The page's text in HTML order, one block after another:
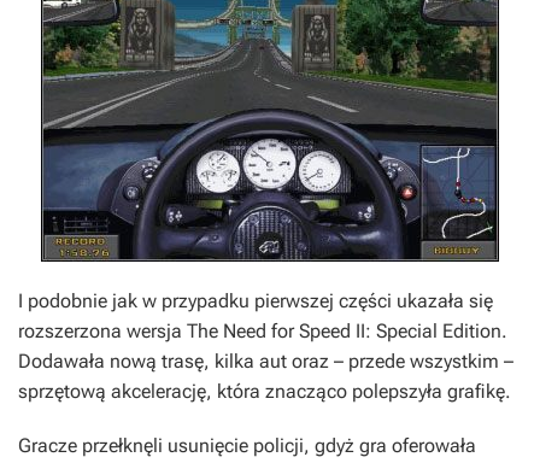
I podobnie jak w przypadku pierwszej części ukazała się
rozszerzona wersja The Need for Speed II: Special Edition.
Dodawała nową trasę, kilka aut oraz – przede wszystkim –
sprzętową akcelerację, która znacząco polepszyła grafikę.
Gracze przełknęli usunięcie policji, gdyż gra oferowała